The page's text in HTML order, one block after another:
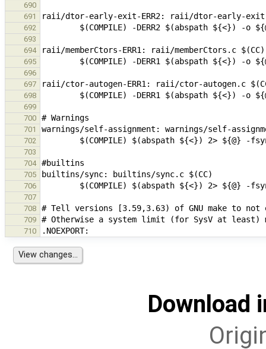
690
691
692
693
694
695
696
697
698
699
700
701
702
703
704
705
706
707
708
709
710
Download